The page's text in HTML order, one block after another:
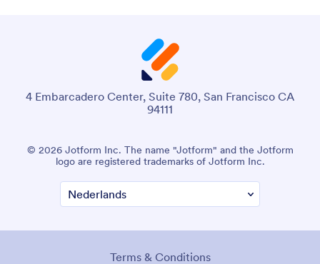
4 Embarcadero Center, Suite 780, San Francisco CA
94111
© 2026 Jotform Inc. The name "Jotform" and the Jotform
logo are registered trademarks of Jotform Inc.
Terms & Conditions